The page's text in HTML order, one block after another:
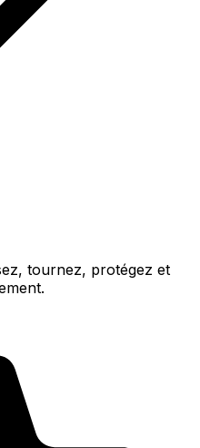
tournez, protégez et